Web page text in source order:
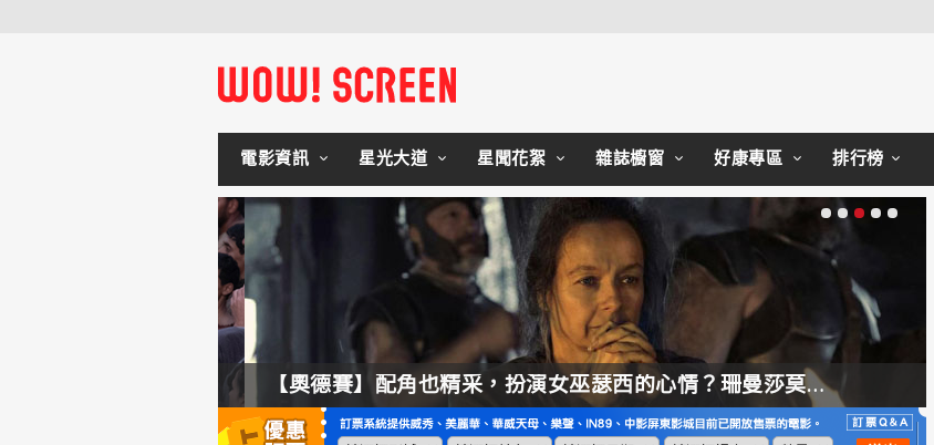
電影資訊 星光大道 星聞花絮 雜誌櫥窗 好康專區 排行榜
【奧德賽】配角也精采，扮演女巫瑟西的心情？珊曼莎莫頓：「感覺就像重生」